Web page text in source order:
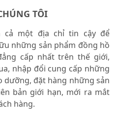
TÔI
cả một địa chỉ tin cậy để
những sản phẩm đồng hồ
cấp nhất trên thế giới,
nhập đổi cung cấp những
dưỡng, đặt hàng những sản
bản giới hạn, mới ra mắt
hàng.